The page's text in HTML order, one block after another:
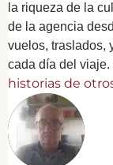
la riqueza de la
de la agencia
vuelos, traslados,
cada día del
historias de